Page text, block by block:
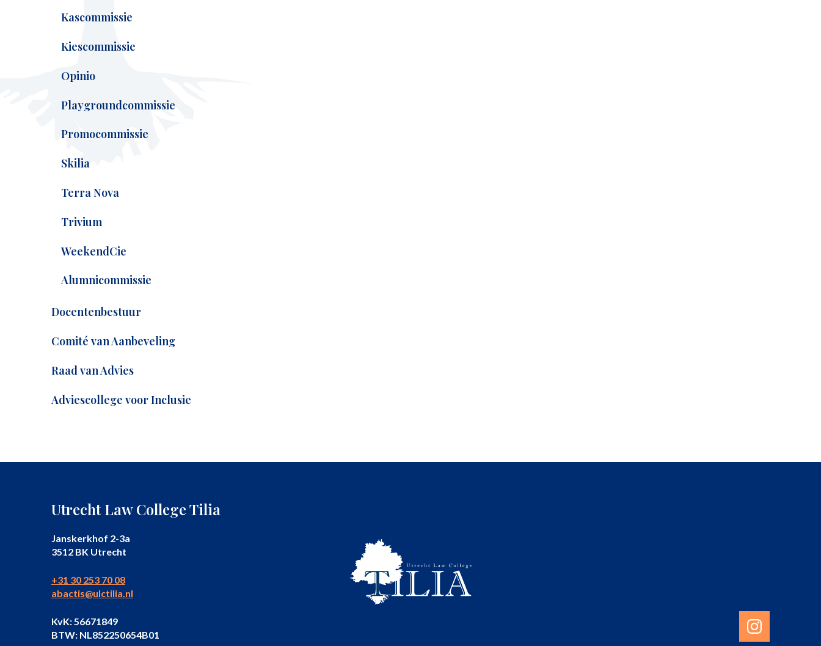
Kascommissie
Kiescommissie
Opinio
Playgroundcommissie
Promocommissie
Skilia
Terra Nova
Trivium
WeekendCie
Alumnicommissie
Docentenbestuur
Comité van Aanbeveling
Raad van Advies
Adviescollege voor Inclusie
Utrecht Law College Tilia
Janskerkhof 2-3a
3512 BK Utrecht
+31 30 253 70 08
abactis@ulctilia.nl
KvK: 56671849
BTW: NL852250654B01